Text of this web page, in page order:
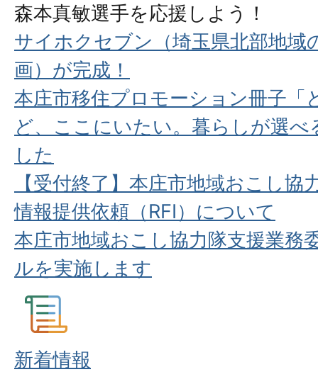
森本真敏選手を応援しよう！
サイホクセブン（埼玉県北部地域
画）が完成！
本庄市移住プロモーション冊子「
ど、ここにいたい。暮らしが選
した
【受付終了】本庄市地域おこし協
情報提供依頼（RFI）について
本庄市地域おこし協力隊支援業務
ルを実施します
新着情報